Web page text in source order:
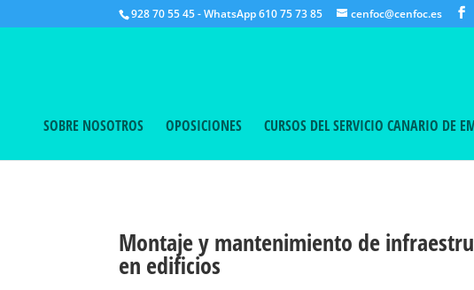
928 70 55 45 - WhatsApp 610 75 73 85 cenfoc@cenfoc.es
SOBRE NOSOTROS OPOSICIONES CURSOS DEL SERVICIO CANARIO DE
Montaje y mantenimiento de
en edificios